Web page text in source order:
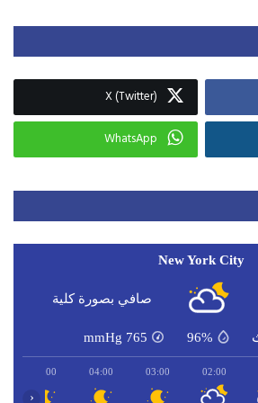
X (Twitter)
WhatsApp
New York City
صافي بصورة كلية
96%
765
mmHg
02:00
03:00
04:00
05:00
‹